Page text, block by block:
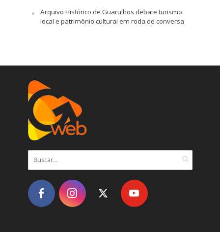
Arquivo Histórico de Guarulhos debate turismo
local e patrimônio cultural em roda de conversa